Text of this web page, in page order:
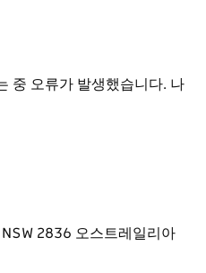
견할 수 있는 사랑스러운 작
은 마법 같은 공간에 분명
중 오류가 발생했습니다. 나
2836 오스트레일리아